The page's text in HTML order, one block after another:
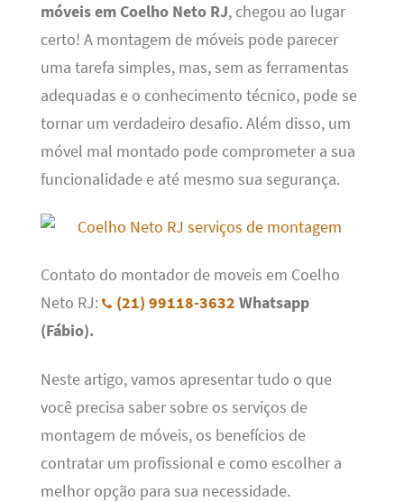
móveis em Coelho Neto RJ, chegou ao lugar
certo! A montagem de móveis pode parecer
uma tarefa simples, mas, sem as ferramentas
adequadas e o conhecimento técnico, pode se
tornar um verdadeiro desafio. Além disso, um
móvel mal montado pode comprometer a sua
funcionalidade e até mesmo sua segurança.
Contato do montador de moveis em Coelho
Neto RJ:
(21) 99118-3632 Whatsapp
(Fábio).
Neste artigo, vamos apresentar tudo o que
você precisa saber sobre os serviços de
montagem de móveis, os benefícios de
contratar um profissional e como escolher a
melhor opção para sua necessidade.